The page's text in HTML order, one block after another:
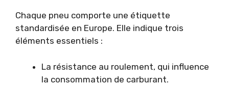
Chaque pneu comporte une étiquette
standardisée en Europe. Elle indique trois
éléments essentiels :
La résistance au roulement, qui influence
la consommation de carburant.